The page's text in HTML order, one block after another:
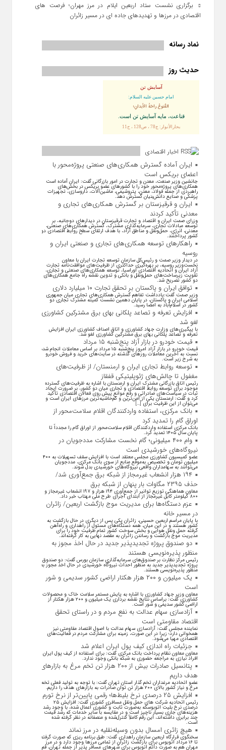
برگزاری نشست ستاد اربعین ایلام در مرز مهران؛ فرصت‌ های
اقتصادی در مرزها و تهدیدهای جاده‌ ای در مسیر زائران
نماد رسانه
حدیث روز
آسایش تن
امام حسین علیه السلام:
القُنوعُ راحَةُ الأبدانِ؛
قناعت، مايه آسايش تن است.
بحارالأنوار: ج78 ، ص128 ، ح11
اخبار اقتصادی
ایران آماده گسترش همکاری‌های صنعتی پروژه‌محور با
اعضای بریکس است
جانشین وزیر صنعت، معدن و تجارت در امور بازرگانی گفت: ایران آماده است
همکاری‌های پروژه‌محور خود را با کشور‌های عضو بریکس در بخش‌های
راهبردی از جمله فولاد، معدن، پتروشیمی، ماشین‌آلات، داروسازی، تجهیزات
پزشکی و صنایع دانش‌بنیان گسترش دهد.
ایران و قرقیزستان بر گسترش همکاری‌های تجاری و
معدنی تأکید کردند
وزرای صمت ایران و اقتصاد و تجارت قرقیزستان در دیدار‌های دوجانبه، بر
توسعه مبادلات تجاری، سرمایه‌گذاری مشترک، گسترش همکاری‌های صنعتی،
معدنی، انرژی، حمل‌ونقل و مناطق آزاد، با هدف ارتقای سطح روابط اقتصادی دو
کشور پرداختند.
راهکارهای توسعه همکاری‌های تجاری و صنعتی ایران و
روسیه
در دیدار وزیر صمت و رئیس‌کل سازمان توسعه تجارت ایران با معاون
نخست‌وزیر روسیه، بر بهره‌گیری حداکثری از ظرفیت‌های موافقت‌نامه تجارت
آزاد ایران و اتحادیه اقتصادی اوراسیا، توسعه همکاری‌های صنعتی و تجاری،
تقویت زیرساخت‌های حمل‌ونقل و بانکی و تدوین نقشه راه جامع همکاری‌های
دو کشور تصریح شد.
توافق ایران و پاکستان بر تحقق تجارت ۱۰ میلیارد دلاری
وزیر صمت گفت:یادداشت تفاهم گسترش همکاری‌های تجاری میان جمهوری
اسلامی ایران و پاکستان، در پایان دهمین نشست کمیته مشترک تجاری دو
کشور در اسلام‌آباد به امضا رسید.
افزایش تعرفه و تصاعد پلکانی بهای برق مشترکین کشاورزی
لغو شد
با پیگیری‌های وزارت جهاد کشاورزی و اتاق اصناف کشاورزی ایران افزایش
تعرفه و تصاعد پلکانی بهای برق مشترکین کشاورزی لغو شد.
قیمت خودرو در بازار آزاد پنج‌شنبه ۱۵ مرداد
قیمت خودرو در بازار آزاد امروز پنج‌شنبه ۱۵ مرداد بر اساس معاملات انجام شده
نسبت به آخرین معاملات روز‌های گذشته در سایت‌های خرید و فروش خودرو
به شرح زیر است.
توسعه روابط تجاری ایران و ارمنستان/ از ظرفیت‌های
مغفول تا چالش‌های ژئوپلیتیکی قفقاز
رئیس اتاق بازرگانی مشترک ایران و ارمنستان با اشاره به ظرفیت‌های گسترده
موجود برای توسعه روابط اقتصادی و تجاری میان دو کشور، بر ضرورت ایجاد
ثبات در سیاست‌های صادراتی و رفع موانع پیش روی فعالان اقتصادی تأکید
کرد و گفت: ارمنستان یکی از امن‌ترین و کم‌حاشیه‌ترین مرز‌های ایران است و
می‌توان از این ظرفیت برای […]
بانک مرکزی، استفاده واردکنندگان اقلام سلامت‌محور از
اوراق گام را تمدید کرد
بانک مرکزی استفاده واردکنندگان اقلام سلامت‌محور از اوراق گام را مجدداً تا
پایان سال ۱۴۰۵ تمدید کرد.
وام ۴۰۰ میلیونی؛ گام نخست مشارکت مددجویان در
نیروگاه‌های خورشیدی است
عضو کمیسیون کشاورزی مجلس معتقد است با افزایش سقف تسهیلات به ۴۰۰
میلیون تومان و تخصیص به‌موقع منابع از سوی بانک مرکزی، مددجویان
می‌توانند به سهامداران واقعی نیروگاه‌های خورشیدی بدل شوند.
۱۹۴ هزار انشعاب غیرمجاز از شبکه برق جمع‌آوری شد/
حذف ۲۳۹۵ مگاوات بار پنهان از شبکه برق
معاون هماهنگی توزیع توانیر از جمع‌آوری ۱۹۴ هزار و ۱۹۷ انشعاب غیرمجاز و
۸۰۰ کیلومتر کابل غیرمجاز از ابتدای اجرای طرح ملی مهتاب خبر داد.
عزم دستگاه‌ها برای مدیریت موج بازگشت اربعین/ زائران
در مسیر خانه
با پایان مراسم اربعین حسینی، زائران یکی پس از دیگری در حال بازگشت به
کشور هستند و در این میان، همه دستگاه‌های مسئول از راهداری و راه‌آهن
گرفته حمل ونقل هوایی و بخش سوخت کشور تمام ظرفیت خود را برای
مدیریت موج بازگشت و رساندن زائران به مقصد نهایی به کار گرفته‌اند.
دو صندوق پروژه تجدیدپذیر جدید در حال اخذ مجوز به
منظور پذیره‌نویسی هستند
رئیس مرکز نظارت بر صندوق‌های سرمایه‌گذاری سازمان بورس گفت: دو صندوق
پروژه تجدیدپذیر جدید به منظور احداث نیروگاه خورشیدی در حال اخذ مجوز به
منظور پذیره‌نویسی هستند.
یک میلیون و ۲۰۰ هزار هکتار اراضی کشور سدیمی و شور
است
معاون وزیر جهاد کشاورزی با اشاره به پایش مستمر سلامت خاک و محصولات
کشاورزی گفت: براساس نتایج نقشه برداری یک میلیون و ۲۰۰ هزار هکتار از
اراضی کشور سدیمی و شور است.
آزادسازی سهام عدالت به نفع مردم و در راستای تحقق
اقتصاد مقاومتی است
نماینده مجلس گفت: آزادسازی سهام عدالت با اصول اقتصاد مقاومتی نیز
همخوانی دارد؛ زیرا در این صورت، زمینه برای مشارکت مردم در فعالیت‌های
اقتصادی مهیا می‌شود.
جزئیات راه اندازی کیف پول ایران اعلام شد
معاون معاون نظام پرداخت بانک مرکزی گفت: برای استفاده از کیف پول ایران
افراد نیازی به مراجعه حضوری به شبکه بانکی وجود ندارد.
پتانسیل صادرات بیش از ۲۰۰ هزار تن تخم مرغ به بازار‌های
هدف داریم
عضو اتحادیه مرغداران تخم گذار استان تهران گفت: با توجه به تولید فعلی تخم
مرغ و نیاز کشور بالای ۲۰۰ هزار تن توان صادرات به بازار‌های هدف را داریم.
افزایش ۲۵ درصدی نرخ بلیط‌ها؛ رقمی پایین‌تر از نرخ تورم
رئیس اتحادیه شرکت های حمل ونقل مسافری کشوری گفت: افزایش ۲۵
درصدی نرخ بلیت اتوبوسکه به‌صورت ثابت و کشوری اعمال شده، با وجود رشد
هزینه‌های جاری بسیار ناچیز است و در مقایسه با سایر خدمات که رشد قیمت
چند برابری داشته‌اند، این رقم کاملاً کنترل‌شده و منصفانه در نظر گرفته شده
است.
هیچ زائری امسال بدون وسیله‌نقلیه در مرز نماند
سخنگوی قرارگاه اربعین سازمان راهداری گفت: طبق برنامه ریزی که صورت گرفته
تا ۱۶ مرداد اتوبوس برای بازگشت زائران از تمامی مرز‌ها وجود دارد و در مرز
مهران هم به صورت دائم اتوبوس برای شهر‌های مسافر پذیر از جمله تهران، قم،